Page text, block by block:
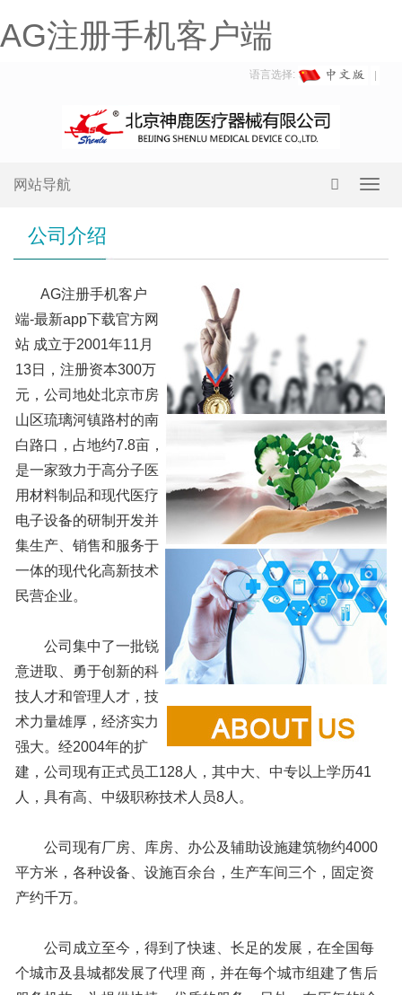
AG注册手机客户端
语言选择:
网站导航
公司介绍
AG注册手机客户
端-最新app下载官方网
站 成立于2001年11月
13日，注册资本300万
元，公司地处北京市房
山区琉璃河镇路村的南
白路口，占地约7.8亩，
是一家致力于高分子医
用材料制品和现代医疗
电子设备的研制开发并
集生产、销售和服务于
一体的现代化高新技术
民营企业。
公司集中了一批锐
意进取、勇于创新的科
技人才和管理人才，技
术力量雄厚，经济实力
强大。经2004年的扩
建，公司现有正式员工128人，其中大、中专以上学历41
人，具有高、中级职称技术人员8人。
公司现有厂房、库房、办公及辅助设施建筑物约4000
平方米，各种设备、设施百余台，生产车间三个，固定资
产约千万。
公司成立至今，得到了快速、长足的发展，在全国每
个城市及县城都发展了代理 商，并在每个城市组建了售后